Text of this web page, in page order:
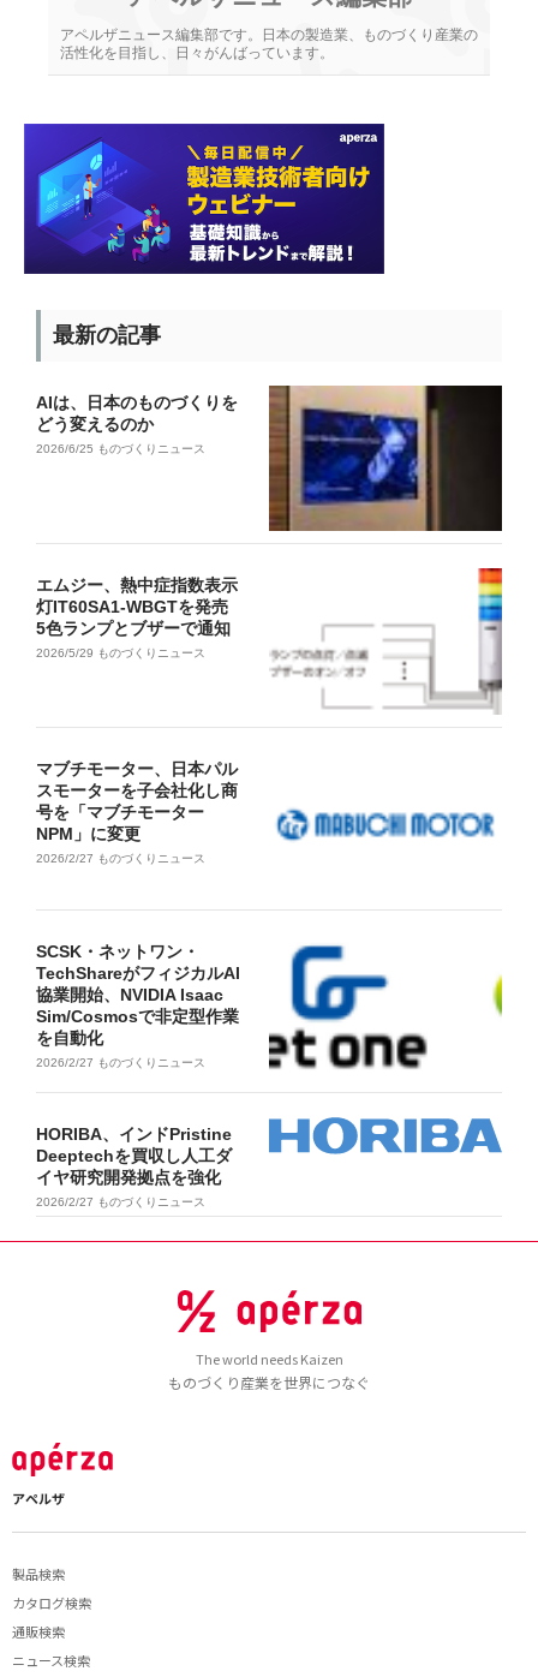
アペルザニュース編集部です。日本の製造業、ものづくり産業の
活性化を目指し、日々がんばっています。
最新の記事
AIは、日本のものづくりを
どう変えるのか
2026/6/25 ものづくりニュース
エムジー、熱中症指数表示
灯IT60SA1-WBGTを発売
5色ランプとブザーで通知
2026/5/29 ものづくりニュース
マブチモーター、日本パル
スモーターを子会社化し商
号を「マブチモーター
NPM」に変更
2026/2/27 ものづくりニュース
SCSK・ネットワン・
TechShareがフィジカルAI
協業開始、NVIDIA Isaac
Sim/Cosmosで非定型作業
を自動化
2026/2/27 ものづくりニュース
HORIBA、インドPristine
Deeptechを買収し人工ダ
イヤ研究開発拠点を強化
2026/2/27 ものづくりニュース
The world needs Kaizen
ものづくり産業を世界につなぐ
アペルザ
製品検索
カタログ検索
通販検索
ニュース検索